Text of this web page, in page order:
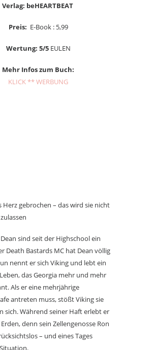
Verlag: beHEARTBEAT
Preis: E-Book : 5,99
Wertung: 5/5EULEN
Mehr Infos zum Buch:
KLICK ** WERBUNG
Herz gebrochen – das wird sie nicht
sind seit der Highschool ein
Death Bastards MC hat Dean völlig
nennt er sich Viking und lebt ein
das Georgia mehr und mehr
Als er eine mehrjährige
antreten muss, stößt Viking sie
sich. Während seiner Haft erlebt er
denn sein Zellengenosse Ron
– und eines Tages